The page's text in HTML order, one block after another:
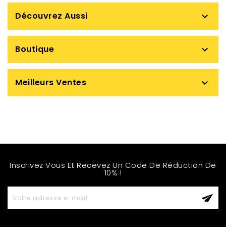
Découvrez Aussi 
Boutique 
Meilleurs Ventes 
Inscrivez Vous Et Recevez Un Code De Réduction De
10% !